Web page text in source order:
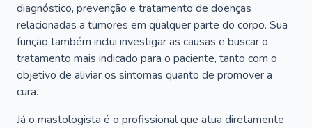
diagnóstico, prevenção e tratamento de doenças
relacionadas a tumores em qualquer parte do corpo. Sua
função também inclui investigar as causas e buscar o
tratamento mais indicado para o paciente, tanto com o
objetivo de aliviar os sintomas quanto de promover a
cura.
Já o mastologista é o profissional que atua diretamente